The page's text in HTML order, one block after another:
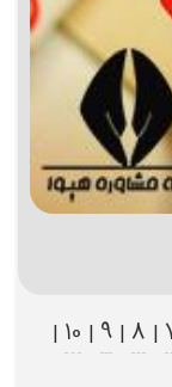
|
8
|
9
|
10
|